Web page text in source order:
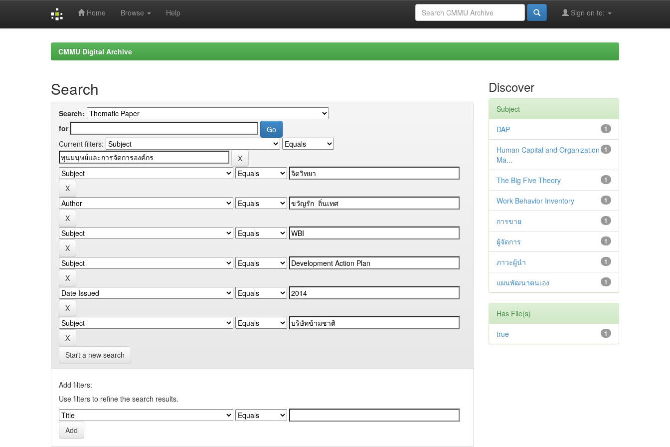
Home Browse Help Sign on to:
CMMU Digital Archive
Search
Search:
for
Current filters:
Start a new search
Add filters:
Use filters to refine the search results.
Discover
Subject
1
DAP
1
Human Capital and Organization
Ma...
1
The Big Five Theory
1
Work Behavior Inventory
1
การขาย
1
ผู้จัดการ
1
ภาวะผู้นำ
1
แผนพัฒนาตนเอง
Has File(s)
1
true